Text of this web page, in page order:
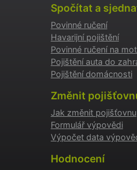
Spočítat a
Povinné ručení
Havarijní pojištění
Povinné ručení na
Pojištění auta do
Pojištění domácnosti
Změnit
Jak změnit pojišťovnu
Formulář výpovědi
Výpočet data
Hodnocení